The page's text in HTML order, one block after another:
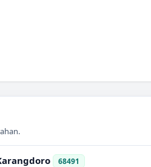
68491